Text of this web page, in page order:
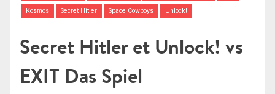
Kosmos Secret Hitler Space Cowboys Unlock!
Secret Hitler et Unlock! vs
EXIT Das Spiel